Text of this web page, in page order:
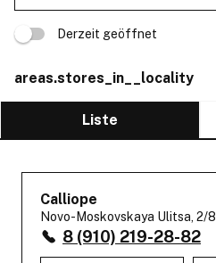
Derzeit geöffnet
areas.stores_in__locality
Liste
Calliope
Novo-Moskovskaya Ulitsa, 2/
8 (910) 219-28-82